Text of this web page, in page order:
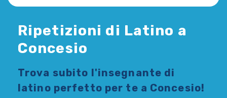
Ripetizioni di Latino a
Concesio
Trova subito l'insegnante di
latino perfetto per te a Concesio!